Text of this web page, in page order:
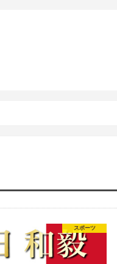
スポーツ